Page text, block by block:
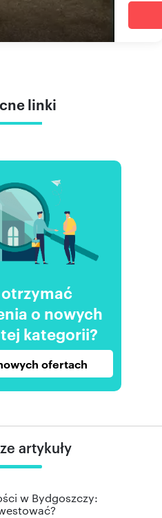
linki
o nowych
kategorii?
ofertach
artykuły
w Bydgoszczy: